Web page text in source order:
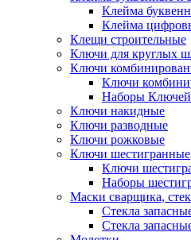
Клейма
Клейма
Клещи строительные
Ключи для круглых
Ключи
Ключи
Наборы
Ключи накидные
Ключи разводные
Ключи рожковые
Ключи шестигранные
Ключи
Наборы
Маски сварщика,
Стекла
Стекла